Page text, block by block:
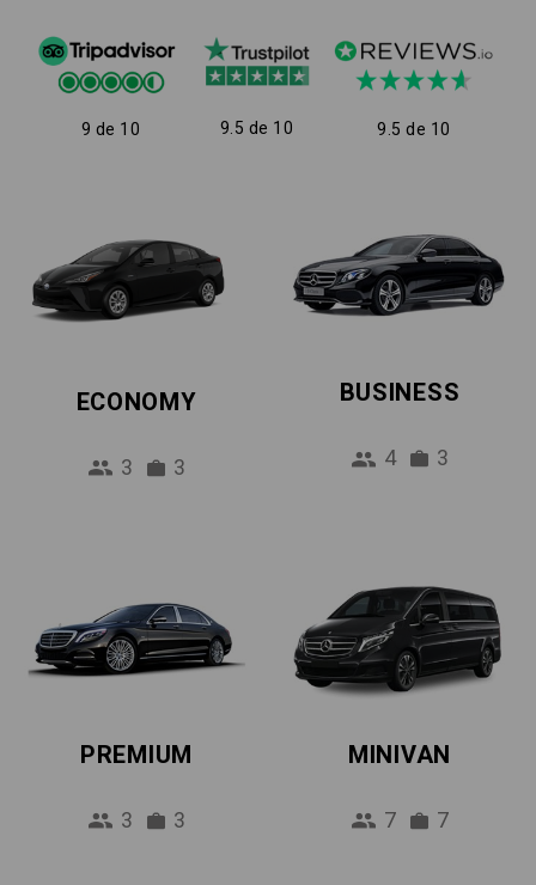
9 de 10 9.5 de 10 9.5 de 10
ECONOMY
3 3
BUSINESS
4 3
PREMIUM
3 3
MINIVAN
7 7